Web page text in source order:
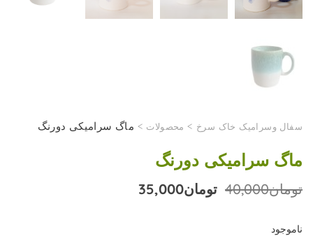
سفال وسرامیک خاک سرخ > محصولات > ماگ سرامیکی دورنگ
ماگ سرامیکی دورنگ
تومان40,000 قیمت
اصلی
تومان35,000
ناموجود